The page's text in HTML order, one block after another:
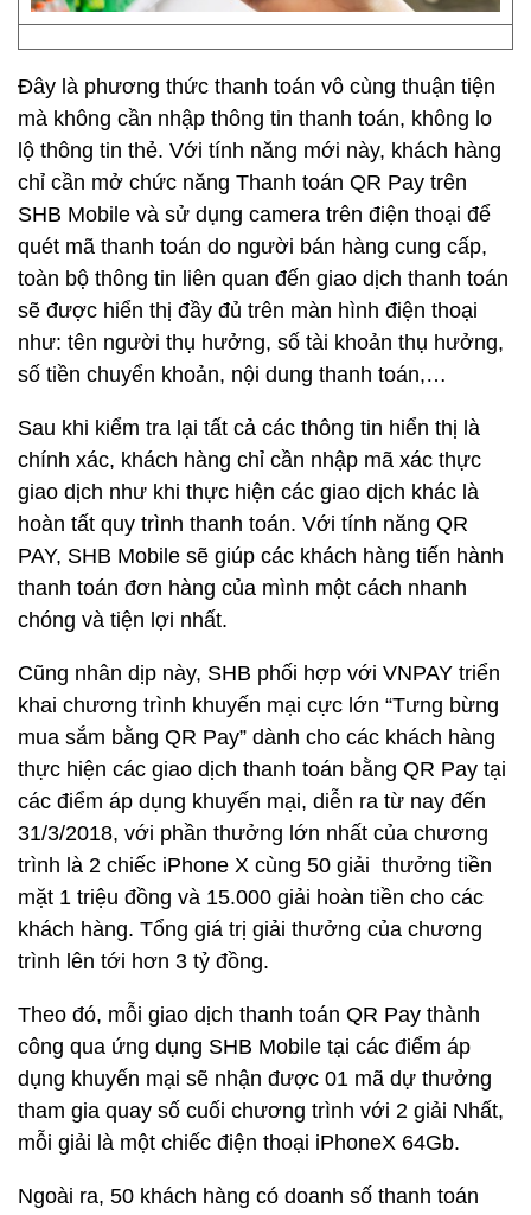
Đây là phương thức thanh toán vô cùng thuận tiện
mà không cần nhập thông tin thanh toán, không lo
lộ thông tin thẻ. Với tính năng mới này, khách hàng
chỉ cần mở chức năng Thanh toán QR Pay trên
SHB Mobile và sử dụng camera trên điện thoại để
quét mã thanh toán do người bán hàng cung cấp,
toàn bộ thông tin liên quan đến giao dịch thanh toán
sẽ được hiển thị đầy đủ trên màn hình điện thoại
như: tên người thụ hưởng, số tài khoản thụ hưởng,
số tiền chuyển khoản, nội dung thanh toán,…
Sau khi kiểm tra lại tất cả các thông tin hiển thị là
chính xác, khách hàng chỉ cần nhập mã xác thực
giao dịch như khi thực hiện các giao dịch khác là
hoàn tất quy trình thanh toán. Với tính năng QR
PAY, SHB Mobile sẽ giúp các khách hàng tiến hành
thanh toán đơn hàng của mình một cách nhanh
chóng và tiện lợi nhất.
Cũng nhân dịp này, SHB phối hợp với VNPAY triển
khai chương trình khuyến mại cực lớn “Tưng bừng
mua sắm bằng QR Pay” dành cho các khách hàng
thực hiện các giao dịch thanh toán bằng QR Pay tại
các điểm áp dụng khuyến mại, diễn ra từ nay đến
31/3/2018, với phần thưởng lớn nhất của chương
trình là 2 chiếc iPhone X cùng 50 giải thưởng tiền
mặt 1 triệu đồng và 15.000 giải hoàn tiền cho các
khách hàng. Tổng giá trị giải thưởng của chương
trình lên tới hơn 3 tỷ đồng.
Theo đó, mỗi giao dịch thanh toán QR Pay thành
công qua ứng dụng SHB Mobile tại các điểm áp
dụng khuyến mại sẽ nhận được 01 mã dự thưởng
tham gia quay số cuối chương trình với 2 giải Nhất,
mỗi giải là một chiếc điện thoại iPhoneX 64Gb.
Ngoài ra, 50 khách hàng có doanh số thanh toán